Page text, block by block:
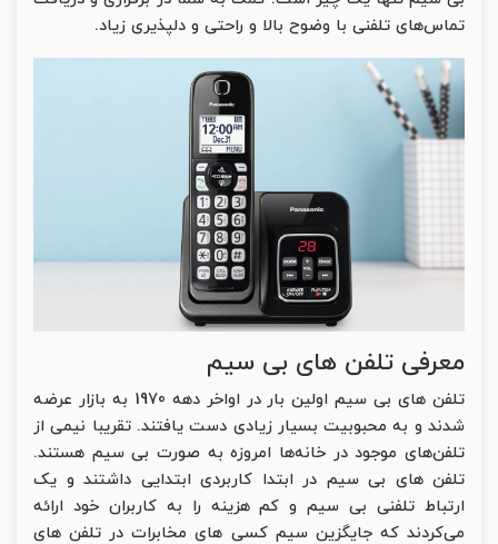
تماس‌های تلفنی با وضوح بالا و راحتی و دلپذیری زیاد.
معرفی تلفن های بی سیم
تلفن های بی سیم اولین بار در اواخر دهه 1970 به بازار عرضه
شدند و به محبوبیت بسیار زیادی دست یافتند. تقریبا نیمی از
تلفن‌های موجود در خانه‌ها امروزه به صورت بی‌ سیم هستند.
تلفن ‌های بی ‌سیم در ابتدا کاربردی ابتدایی داشتند و یک
ارتباط تلفنی بی سیم و کم ‌هزینه را به کاربران خود ارائه
می‌کردند که جایگزین سیم کسی های مخابرات در تلفن های